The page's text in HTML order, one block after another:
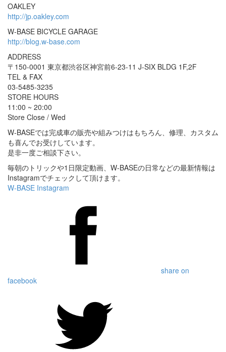
OAKLEY
http://jp.oakley.com
W-BASE BICYCLE GARAGE
http://blog.w-base.com
ADDRESS
〒150-0001 東京都渋谷区神宮前6-23-11 J-SIX BLDG 1F,2F
TEL & FAX
03-5485-3235
STORE HOURS
11:00 ~ 20:00
Store Close / Wed
W-BASEでは完成車の販売や組みつけはもちろん、修理、カスタム
も喜んでお受けしています。
是非一度ご相談下さい。
毎朝のトリックや1日限定動画、W-BASEの日常などの最新情報は
Instagramでチェックして頂けます。
W-BASE Instagram
share on
facebook